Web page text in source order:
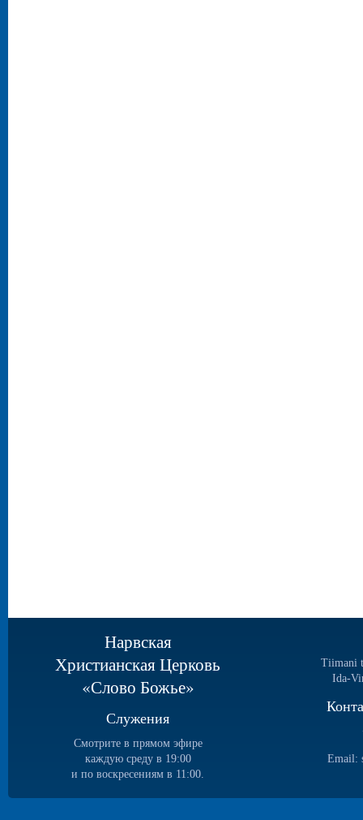
Нарвская
Христианская Церковь
«Слово Божье»
Служения
Смотрите в прямом эфире
каждую среду в 19:00
и по воскресениям в 11:00.
Tiimani
Ida-
Email: